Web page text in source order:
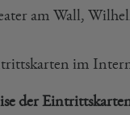
am Wall,
im
der